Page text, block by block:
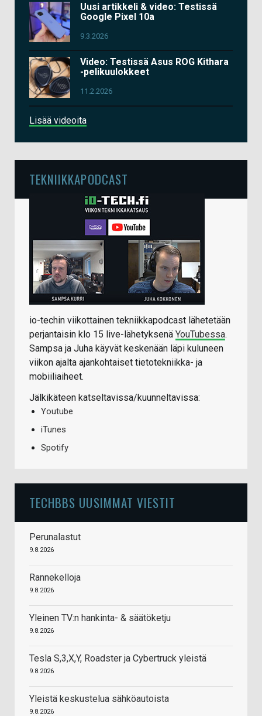
Uusi artikkeli & video: Testissä
Google Pixel 10a
9.3.2026
Video: Testissä Asus ROG Kithara
-pelikuulokkeet
11.2.2026
Lisää videoita
TEKNIIKKAPODCAST
io-techin viikottainen tekniikkapodcast lähetetään
perjantaisin klo 15 live-lähetyksenä YouTubessa.
Sampsa ja Juha käyvät keskenään läpi kuluneen
viikon ajalta ajankohtaiset tietotekniikka- ja
mobiiliaiheet.
Jälkikäteen katseltavissa/kuunneltavissa:
Youtube
iTunes
Spotify
TECHBBS UUSIMMAT VIESTIT
Perunalastut
9.8.2026
Rannekelloja
9.8.2026
Yleinen TV:n hankinta- & säätöketju
9.8.2026
Tesla S,3,X,Y, Roadster ja Cybertruck yleistä
9.8.2026
Yleistä keskustelua sähköautoista
9.8.2026